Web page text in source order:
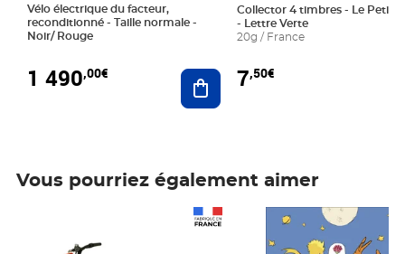
Vélo électrique du facteur,
reconditionné - Taille normale -
Noir/ Rouge
1 490,00€ Ajouter au panier
Collector 4 timbres - Le Petit
- Lettre Verte
20g / France
7,50€
Vous pourriez également aimer
Prix 7,50€